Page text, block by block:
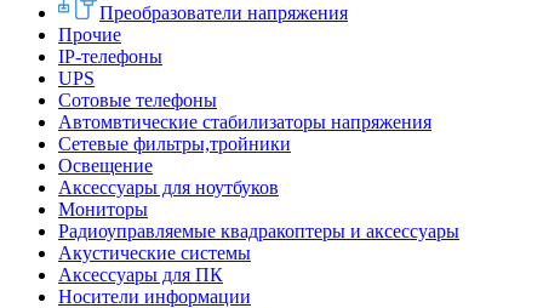
Преобразователи напряжения
Прочие
IP-телефоны
UPS
Сотовые телефоны
Автомвтические стабилизаторы напряжения
Сетевые фильтры,тройники
Освещение
Аксессуары для ноутбуков
Мониторы
Радиоуправляемые квадракоптеры и аксессуары
Акустические системы
Аксессуары для ПК
Носители информации